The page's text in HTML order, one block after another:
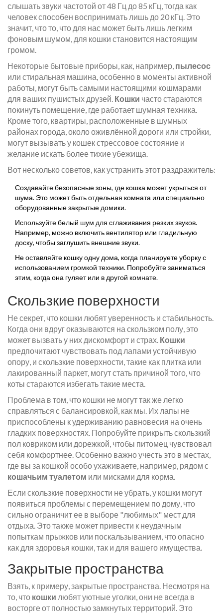
слышать звуки частотой от 48 Гц до 85 кГц, тогда как
человек способен воспринимать лишь до 20 кГц. Это
значит, что то, что для нас может быть лишь легким
фоновым шумом, для кошки становится настоящим
громом.
Некоторые бытовые приборы, как, например, пылесос
или стиральная машина, особенно в моменты активной
работы, могут быть самыми настоящими кошмарами
для ваших пушистых друзей. Кошки часто стараются
покинуть помещение, где работает шумная техника.
Кроме того, квартиры, расположенные в шумных
районах города, около оживлённой дороги или стройки,
могут вызывать у кошек стрессовое состояние и
желание искать более тихие убежища.
Вот несколько советов, как устранить этот раздражитель:
Создавайте безопасные зоны, где кошка может укрыться от
шума. Это может быть отдельная комната или специально
оборудованные закрытые домики.
Используйте белый шум для сглаживания резких звуков.
Например, можно включить вентилятор или гладильную
доску, чтобы заглушить внешние звуки.
Не оставляйте кошку одну дома, когда планируете уборку с
использованием громкой техники. Попробуйте заниматься
этим, когда она гуляет или в другой комнате.
Скользкие поверхности
Не секрет, что кошки любят уверенность и стабильность.
Когда они вдруг оказываются на скользком полу, это
может вызвать у них дискомфорт и страх. Кошки
предпочитают чувствовать под лапами устойчивую
опору, и скользкие поверхности, такие как плитка или
лакированный паркет, могут стать причиной того, что
коты стараются избегать такие места.
Проблема в том, что кошки не могут так же легко
справляться с балансировкой, как мы. Их лапы не
приспособлены к удерживанию равновесия на очень
гладких поверхностях. Попробуйте прикрыть скользкий
пол ковриком или дорежкой, чтобы питомец чувствовал
себя комфортнее. Особенно важно учесть это в местах,
где вы за кошкой особо ухаживаете, например, рядом с
кошачьим туалетом или мисками для корма.
Если скользкие поверхности не убрать, у кошки могут
появиться проблемы с перемещением по дому, что
сильно ограничит ее в выборе "любимых" мест для
отдыха. Это также может привести к неудачным
попыткам прыжков или поскальзыванием, что опасно
как для здоровья кошки, так и для вашего имущества.
Закрытые пространства
Взять, к примеру, закрытые пространства. Несмотря на
то, что кошки любят уютные уголки, они не всегда в
восторге от полностью замкнутых территорий. Это